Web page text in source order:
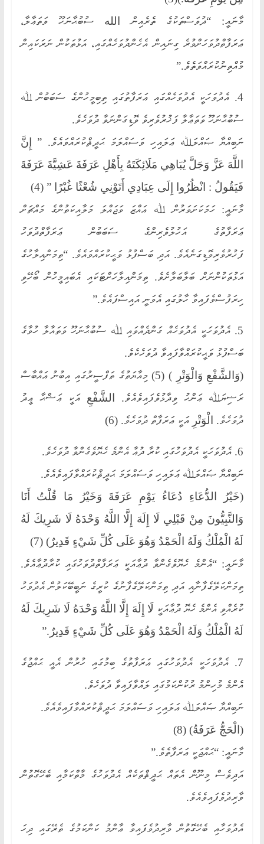
މާނައީ: “ދުވަސްތަކުގެ ތެރެއިން الله ސުބުޙާނަހޫ ވަތަޢާލާ،
ޢަރަފާތްދުވަހަށްވުރެ ގިނައިން އެހެންދުވަހެއްގައި، އަޅުތަކުން ނަރަކައިން
މުއްތިނުކުރައްވަތެވެ.”
4. އެދުވަހަކީ އެދުވަހެއްގައި ޢަރަފާތުގައި ތިބިމީހުންގެ ސަބަބުން ﷲ
ސުބުޙާނަހޫ ވަތަޢާލާ ފަޚުރުވެރިވެ ވޮޑިގަންނަވާ ދުވަހެވެ.
ނަބިއްޔާ ޞައްލަﷲ ޢަލައިހި ވަސައްލަމަ ޙަދީޘްކުރައްވައެވެ. ” إِنَّ
اللَّهَ عَزَّ وَجَلَّ يُبَاهِي مَلَائِكَتَهُ بِأَهْلِ عَرَفَةَ عَشِيَّةَ عَرَفَةَ
فَيَقُولُ : انْظُرُوا إِلَى عِبَادِي أَتَوْنِي شُعْثًا غُبْرًا ” (4)
މާނައީ: ހަމަކަށަވަރުން ﷲ ޢައްޒަ ވަޖައްލަ މަލާއިކަތުންގެ މައްޗަށް
ޢަރަފާތުގެ އަހުލުވެރިންގެ ސަބަބުން ޢަރަފާތްދުވަހު
ފަޚުރުވެރިވޮޑިގަނެއެވެ. އަދި ބަސްފުޅު ވަޙީކުރައްވައެވެ. “ތިމަންއިލާހުގެ
އަޅުތަކުންނަށް ބަލާބަލާށެވެ. ތިމަންއިލާހަށްޓަކައި އެބައިމީހުން ބޯހޭވި
ހިރަފުސްވެފައިވާ ހާލުގައި އެވަނީ އައިސްފައެވެ.”
5. އެދުވަހަކީ އެދުވަހެއް ގަންދެއްވައި ﷲ ސުބުޙާނަހޫ ވަތައާލާ ހުވާގެ
ބަސްފުޅު ވަޙީކުރައްވާފައިވާ ދުވަހެކެވެ.
(وَالشَّفْعِ وَالْوَتْرِ ) (5) މިއާޔަތުގެ ތަފްސީރުގައި އިބުނު ޢައްބާސް
ރަޟިޔަﷲ ޢަންހު ވިދާޅުވެފައިވެއެވެ. الشَّفْعِ އަކީ ޢަޟްޙާ ޢީދު
ދުވަހެވެ. الْوَتْرِ އަކީ ޢަރަފާތް ދުވަހެވެ. (6)
6. އެދުވަހަކީ އެދުވަހުގައި ކުރާ ދުޢާ އެންމެ ހެޔޮވެގެންވާ ދުވަހެވެ.
ނަބިއްޔާ ޞައްލަﷲ ޢަލައިހި ވަސައްލަމަ ޙަދީޘްކުރައްވާފައިވެއެވެ.
(خَيْرُ الدُّعَاءِ دُعَاءُ يَوْمِ عَرَفَةَ وَخَيْرُ مَا قُلْتُ أَنَا
وَالنَّبِيُّونَ مِنْ قَبْلِي لَا إِلَهَ إِلَّا اللَّهُ وَحْدَهُ لَا شَرِيكَ لَهُ
لَهُ الْمُلْكُ وَلَهُ الْحَمْدُ وَهُوَ عَلَى كُلِّ شَيْءٍ قَدِيرٌ) (7)
މާނައީ: “އެންމެ ހެޔޮވެގެންވާ ދުޢާއަކީ ޢަރަފާތްދުވަހުގައި ކުރާދުޢާއެވެ.
ތިމަންކަލޭގެފާނާއި އަދި ތިމަންކަލޭގެފާނުގެ ކުރީގެ ނަބީބޭކަލުން އެދުވަހު
ކުރެއްވި އެންމެ ހެޔޮ ދުޢާއަކީ لَا إِلَهَ إِلَّا اللَّهُ وَحْدَهُ لَا شَرِيكَ لَهُ
لَهُ الْمُلْكُ وَلَهُ الْحَمْدُ وَهُوَ عَلَى كُلِّ شَيْءٍ قَدِيرٌ.”
7. އެދުވަހަކީ އެދުވަހުގައި ޢަރަފާތުގެ ބިމުގައި ހުރުން އެއީ ޙައްޖުގެ
އެންމެ މުހިންމު ރުކުންކަމުގައި ލައްވާފައިވާ ދުވަހެވެ.
ނަބިއްޔާ ޞައްލަﷲ ޢަލައިހި ވަސައްލަމަ ޙަދީޘްކުރައްވާފައިވެއެވެ.
(الْحَجُّ عَرَفَةُ) (8)
މާނައީ: “ޙައްޖަކީ ޢަރަފާތެވެ.”
އަދިވެސް މިނޫން އެތައް ޙަދީޘްތަކެއް އެދުވަހުގެ މާތްކަމާއި ބެހޭގޮތުން
ވާރިދުވެފައިވެއެވެ.
އެދުވަހާއި ބެހޭގޮތުން ވާރިދުވެފައިވާ ޢާންމު ކަންކަމުގެ ތެރޭގައި ދިހަ